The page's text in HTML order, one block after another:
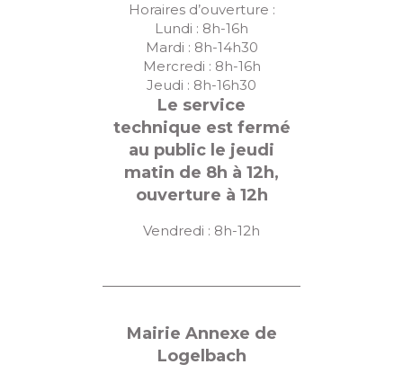
Horaires d’ouverture :
Lundi : 8h-16h
Mardi : 8h-14h30
Mercredi : 8h-16h
Jeudi : 8h-16h30
Le service
technique est fermé
au public le jeudi
matin de 8h à 12h,
ouverture à 12h
Vendredi : 8h-12h
Mairie Annexe de
Logelbach